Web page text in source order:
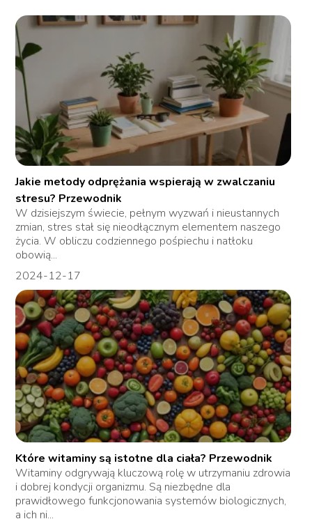
Jakie metody odprężania wspierają w zwalczaniu
stresu? Przewodnik
W dzisiejszym świecie, pełnym wyzwań i nieustannych
zmian, stres stał się nieodłącznym elementem naszego
życia. W obliczu codziennego pośpiechu i natłoku
obowią...
2024-12-17
Które witaminy są istotne dla ciała? Przewodnik
Witaminy odgrywają kluczową rolę w utrzymaniu zdrowia
i dobrej kondycji organizmu. Są niezbędne dla
prawidłowego funkcjonowania systemów biologicznych,
a ich ni...